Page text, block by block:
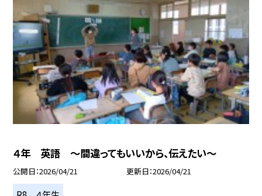
４年 英語 ～間違ってもいいから、伝えたい～
公開日 2026/04/21 更新日 2026/04/21